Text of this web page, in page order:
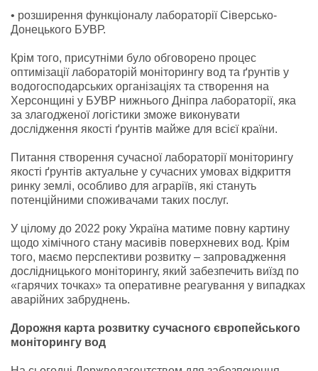
• розширення функціоналу лабораторії Сіверсько-
Донецького БУВР.
Крім того, присутніми було обговорено процес
оптимізації лабораторій моніторингу вод та ґрунтів у
водогосподарських організаціях та створення на
Херсонщині у БУВР нижнього Дніпра лабораторії, яка
за злагодженої логістики зможе виконувати
дослідження якості ґрунтів майже для всієї країни.
Питання створення сучасної лабораторії моніторингу
якості ґрунтів актуальне у сучасних умовах відкриття
ринку землі, особливо для аграріїв, які стануть
потенційними споживачами таких послуг.
У цілому до 2022 року Україна матиме повну картину
щодо хімічного стану масивів поверхневих вод. Крім
того, маємо перспективи розвитку – запровадження
дослідницького моніторингу, який забезпечить виїзд по
«гарячих точках» та оперативне реагування у випадках
аварійних забруднень.
Дорожня карта розвитку сучасного європейського
моніторингу вод